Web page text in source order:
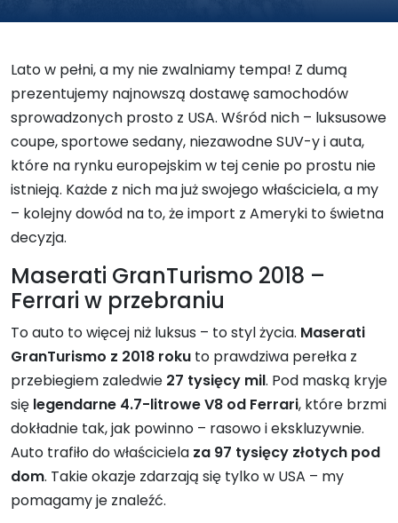
Lato w pełni, a my nie zwalniamy tempa! Z dumą
prezentujemy najnowszą dostawę samochodów
sprowadzonych prosto z USA. Wśród nich – luksusowe
coupe, sportowe sedany, niezawodne SUV-y i auta,
które na rynku europejskim w tej cenie po prostu nie
istnieją. Każde z nich ma już swojego właściciela, a my
– kolejny dowód na to, że import z Ameryki to świetna
decyzja.
Maserati GranTurismo 2018 –
Ferrari w przebraniu
To auto to więcej niż luksus – to styl życia. Maserati
GranTurismo z 2018 roku to prawdziwa perełka z
przebiegiem zaledwie 27 tysięcy mil. Pod maską kryje
się legendarne 4.7-litrowe V8 od Ferrari, które brzmi
dokładnie tak, jak powinno – rasowo i ekskluzywnie.
Auto trafiło do właściciela za 97 tysięcy złotych pod
dom. Takie okazje zdarzają się tylko w USA – my
pomagamy je znaleźć.